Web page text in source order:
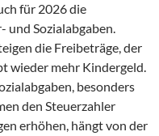
für 2026 die
und Sozialabgaben.
die Freibeträge, der
wieder mehr Kindergeld.
besonders
den Steuerzahler
erhöhen, hängt von der